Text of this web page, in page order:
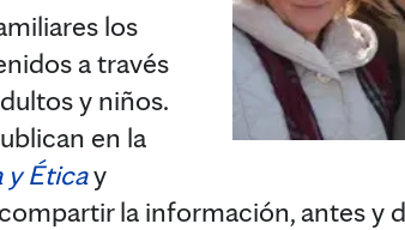
los
a través
y niños.
en la
y Éticay
la información, antes y